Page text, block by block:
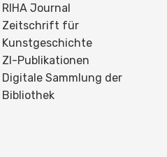
RIHA Journal
Zeitschrift für
Kunstgeschichte
ZI-Publikationen
Digitale Sammlung der
Bibliothek